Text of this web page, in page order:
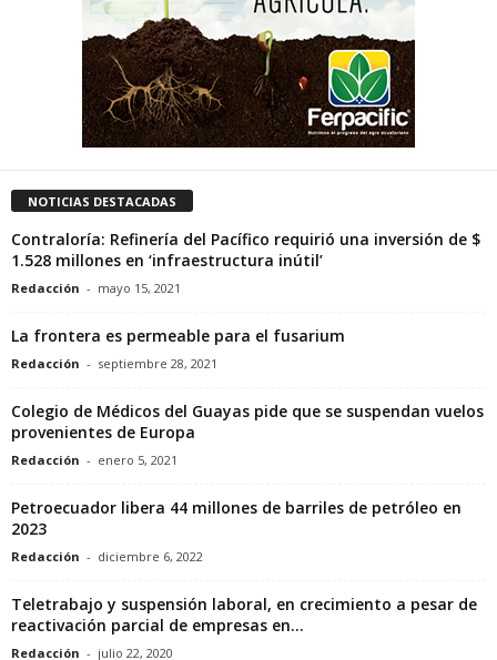
NOTICIAS DESTACADAS
Contraloría: Refinería del Pacífico requirió una inversión de $
1.528 millones en ‘infraestructura inútil’
Redacción - mayo 15, 2021
La frontera es permeable para el fusarium
Redacción - septiembre 28, 2021
Colegio de Médicos del Guayas pide que se suspendan vuelos
provenientes de Europa
Redacción - enero 5, 2021
Petroecuador libera 44 millones de barriles de petróleo en
2023
Redacción - diciembre 6, 2022
Teletrabajo y suspensión laboral, en crecimiento a pesar de
reactivación parcial de empresas en...
Redacción - julio 22, 2020